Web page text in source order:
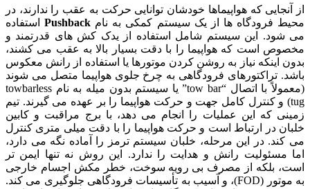
از آنجایی که هواپیماها خودشان توانایی حرکت به عقب را ندارند، در
محیط فرودگاه‌ ها از یک سیستم کمکی به نام Pushbackاستفاده
می‌ شود. این سیستم شامل استفاده از یدک‌ کش‌ های قدرتمند و
مخصوص است که هواپیما را با دقت بسیار بالا به عقب می‌ کشند،
بدون اینکه نیاز به روشن کردن موتورها یا استفاده از رانش معکوس
باشد. تراکتورهای فرودگاهی به چرخ جلوی هواپیما متصل می‌ شوند
(معمولاً با اتصال “tow bar” یا سیستم بدون میله به نام towbarless
tug) و کنترل کامل جهت و حرکت هواپیما را بر عهده می‌ گیرند. تیم
زمینی که این عملیات را انجام می‌ دهد، با برج مراقبت و کابین
خلبان در ارتباط است و حرکت هواپیما را با دقت میلی‌ متری کنترل
می‌ کند. در این مرحله، خلبان سیستم ترمز را آماده نگه می‌ دارد،
اما مسئولیت رانش و هدایت را ندارد. این روش نه تنها ایمن تر
است، بلکه از مصرف بی‌ رویه سوخت، خطر مکش اجسام خارجی
به موتور (FOD)، و آسیب به تأسیسات فرودگاهی جلوگیری می‌ کند.